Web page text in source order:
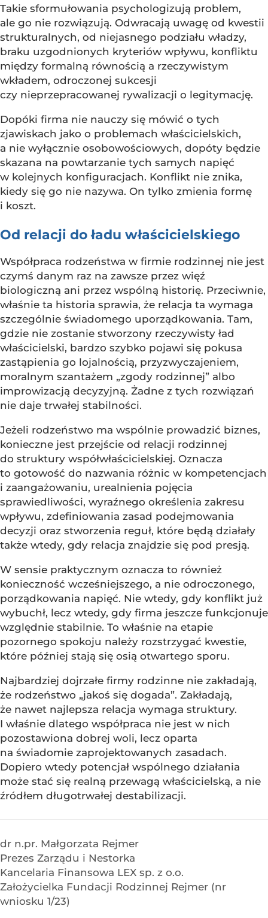
Takie sformułowania psychologizują problem,
ale go nie rozwiązują. Odwracają uwagę od kwestii
strukturalnych, od niejasnego podziału władzy,
braku uzgodnionych kryteriów wpływu, konfliktu
między formalną równością a rzeczywistym
wkładem, odroczonej sukcesji
czy nieprzepracowanej rywalizacji o legitymację.
Dopóki firma nie nauczy się mówić o tych
zjawiskach jako o problemach właścicielskich,
a nie wyłącznie osobowościowych, dopóty będzie
skazana na powtarzanie tych samych napięć
w kolejnych konfiguracjach. Konflikt nie znika,
kiedy się go nie nazywa. On tylko zmienia formę
i koszt.
Od relacji do ładu właścicielskiego
Współpraca rodzeństwa w firmie rodzinnej nie jest
czymś danym raz na zawsze przez więź
biologiczną ani przez wspólną historię. Przeciwnie,
właśnie ta historia sprawia, że relacja ta wymaga
szczególnie świadomego uporządkowania. Tam,
gdzie nie zostanie stworzony rzeczywisty ład
właścicielski, bardzo szybko pojawi się pokusa
zastąpienia go lojalnością, przyzwyczajeniem,
moralnym szantażem „zgody rodzinnej” albo
improwizacją decyzyjną. Żadne z tych rozwiązań
nie daje trwałej stabilności.
Jeżeli rodzeństwo ma wspólnie prowadzić biznes,
konieczne jest przejście od relacji rodzinnej
do struktury współwłaścicielskiej. Oznacza
to gotowość do nazwania różnic w kompetencjach
i zaangażowaniu, urealnienia pojęcia
sprawiedliwości, wyraźnego określenia zakresu
wpływu, zdefiniowania zasad podejmowania
decyzji oraz stworzenia reguł, które będą działały
także wtedy, gdy relacja znajdzie się pod presją.
W sensie praktycznym oznacza to również
konieczność wcześniejszego, a nie odroczonego,
porządkowania napięć. Nie wtedy, gdy konflikt już
wybuchł, lecz wtedy, gdy firma jeszcze funkcjonuje
względnie stabilnie. To właśnie na etapie
pozornego spokoju należy rozstrzygać kwestie,
które później stają się osią otwartego sporu.
Najbardziej dojrzałe firmy rodzinne nie zakładają,
że rodzeństwo „jakoś się dogada”. Zakładają,
że nawet najlepsza relacja wymaga struktury.
I właśnie dlatego współpraca nie jest w nich
pozostawiona dobrej woli, lecz oparta
na świadomie zaprojektowanych zasadach.
Dopiero wtedy potencjał wspólnego działania
może stać się realną przewagą właścicielską, a nie
źródłem długotrwałej destabilizacji.
dr n.pr. Małgorzata Rejmer
Prezes Zarządu i Nestorka
Kancelaria Finansowa LEX sp. z o.o.
Założycielka Fundacji Rodzinnej Rejmer (nr
wniosku 1/23)